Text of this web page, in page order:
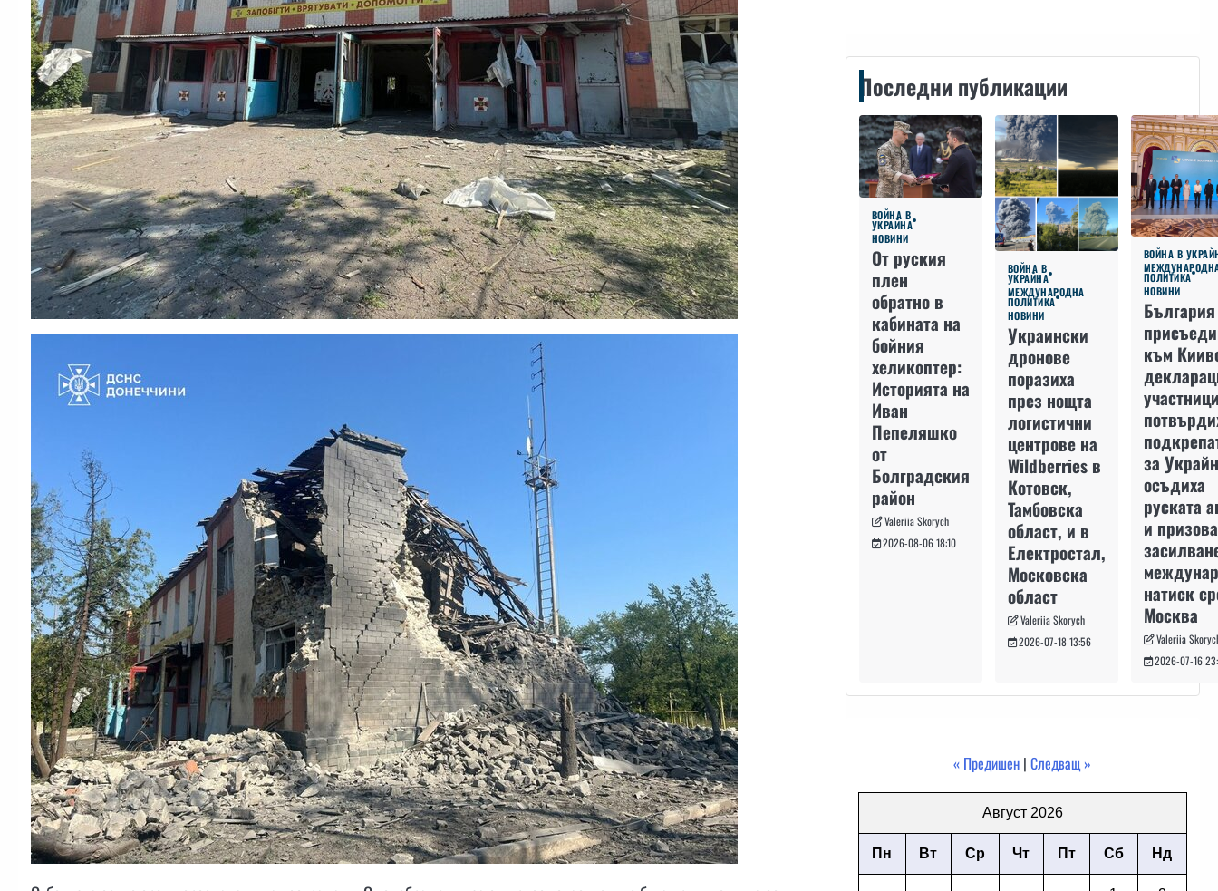
Последни публикации
ВОЙНА В
УКРАЙНА
НОВИНИ
От руския
плен
обратно в
кабината на
бойния
хеликоптер:
Историята на
Иван
Пепеляшко
от
Болградския
район
Valeriia Skorych
2026-08-06 18:10
ВОЙНА В
УКРАЙНА
МЕЖДУНАРОДНА
ПОЛИТИКА
НОВИНИ
Украински
дронове
поразиха
през нощта
логистични
центрове на
Wildberries в
Котовск,
Тамбовска
област, и в
Електростал,
Московска
област
Valeriia Skorych
2026-07-18 13:56
ВОЙНА В
ПОЛИТИКА
НОВИНИ
към
за
осъдиха
руската
и
натиск
Москва
Valeriia
2026-07-16
« Предишен |Следващ »
Август 2026
Пн Вт Ср Чт Пт Сб Нд